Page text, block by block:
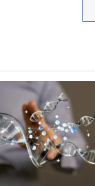
ご
コー